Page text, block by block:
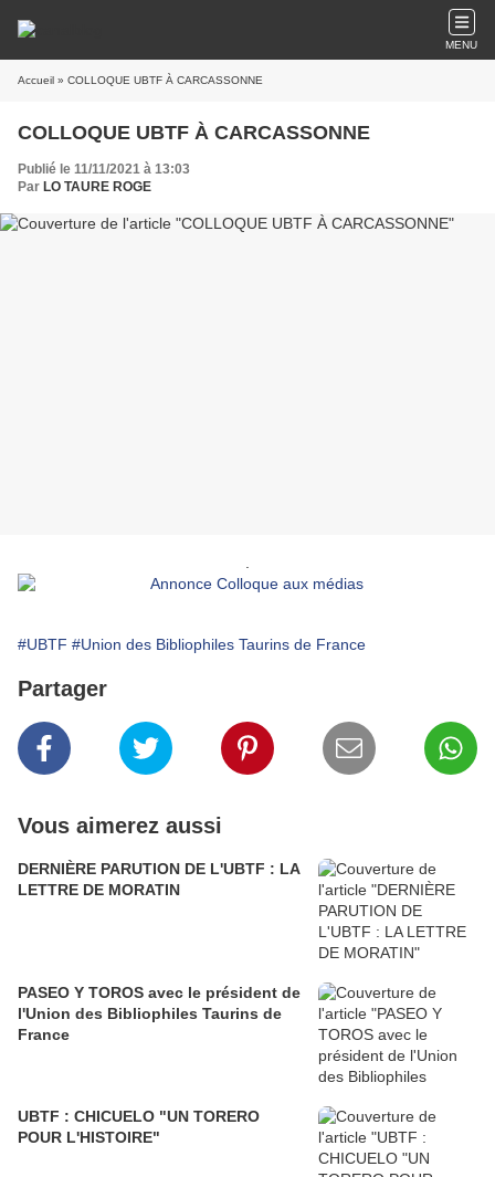
MENU
Accueil » COLLOQUE UBTF À CARCASSONNE
COLLOQUE UBTF À CARCASSONNE
Publié le 11/11/2021 à 13:03
Par LO TAURE ROGE
#UBTF #Union des Bibliophiles Taurins de France
Partager
Vous aimerez aussi
DERNIÈRE PARUTION DE L'UBTF : LA
LETTRE DE MORATIN
PASEO Y TOROS avec le président de
l'Union des Bibliophiles Taurins de
France
UBTF : CHICUELO "UN TORERO
POUR L'HISTOIRE"